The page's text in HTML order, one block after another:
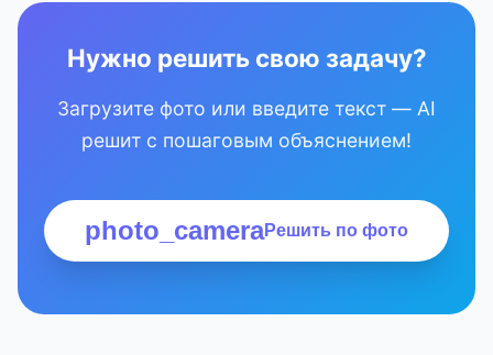
Нужно решить свою задачу?
Загрузите фото или введите текст — AI
решит с пошаговым объяснением!
photo_cameraРешить по фото